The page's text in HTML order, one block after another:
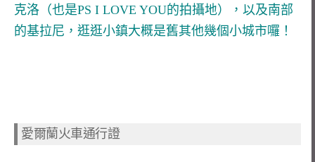
克洛（也是PS I LOVE YOU的拍攝地），以及南部
的基拉尼，逛逛小鎮大概是舊其他幾個小城市囉！
愛爾蘭火車通行證